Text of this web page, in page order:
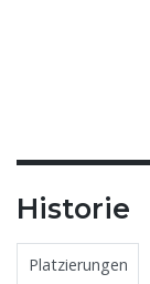
Historie
Platzierungen